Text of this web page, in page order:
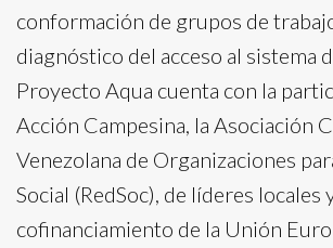
conformación de grupos de
diagnóstico del acceso al sistema
Proyecto Aqua cuenta con la
Acción Campesina, la Asociación
Venezolana de Organizaciones
Social (RedSoc), de líderes locales
cofinanciamiento de la Unión